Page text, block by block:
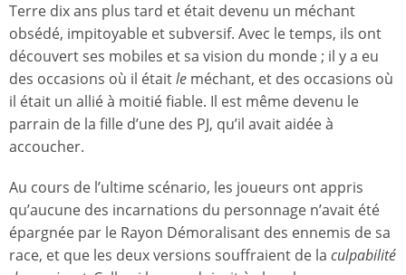
Terre dix ans plus tard et était devenu un méchant
obsédé, impitoyable et subversif. Avec le temps, ils ont
découvert ses mobiles et sa vision du monde ; il y a eu
des occasions où il étaitle méchant, et des occasions où
il était un allié à moitié fiable. Il est même devenu le
parrain de la fille d’une des PJ, qu’il avait aidée à
accoucher.
Au cours de l’ultime scénario, les joueurs ont appris
qu’aucune des incarnations du personnage n’avait été
épargnée par le Rayon Démoralisant des ennemis de sa
race, et que les deux versions souffraient de la culpabilité